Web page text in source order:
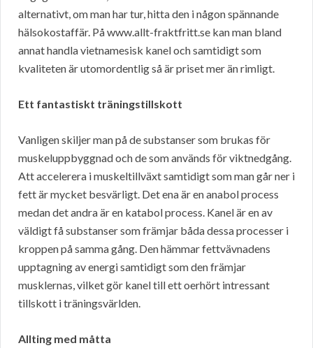
alternativt, om man har tur, hitta den i någon spännande
hälsokostaffär. På www.allt-fraktfritt.se kan man bland
annat handla vietnamesisk kanel och samtidigt som
kvaliteten är utomordentlig så är priset mer än rimligt.
Ett fantastiskt träningstillskott
Vanligen skiljer man på de substanser som brukas för
muskeluppbyggnad och de som används för viktnedgång.
Att accelerera i muskeltillväxt samtidigt som man går ner i
fett är mycket besvärligt. Det ena är en anabol process
medan det andra är en katabol process. Kanel är en av
väldigt få substanser som främjar båda dessa processer i
kroppen på samma gång. Den hämmar fettvävnadens
upptagning av energi samtidigt som den främjar
musklernas, vilket gör kanel till ett oerhört intressant
tillskott i träningsvärlden.
Allting med måtta